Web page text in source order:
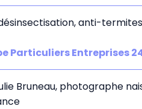
anti-
Particuliers Entreprises
Bruneau, photographe